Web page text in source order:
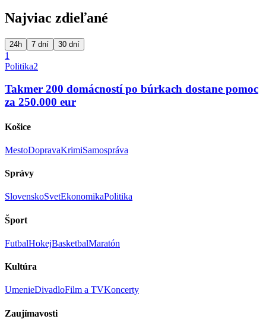
Najviac zdieľané
24h 7 dní 30 dní
1
Politika2
Takmer 200 domácností po búrkach dostane pomoc
za 250.000 eur
Košice
MestoDopravaKrimiSamospráva
Správy
SlovenskoSvetEkonomikaPolitika
Šport
FutbalHokejBasketbalMaratón
Kultúra
UmenieDivadloFilm a TVKoncerty
Zaujímavosti